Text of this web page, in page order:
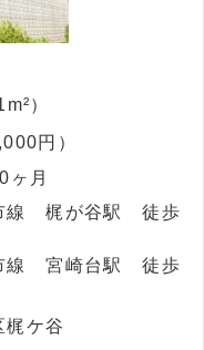
）
円）
ヶ月
線 梶が谷駅 徒歩
線 宮崎台駅 徒歩
梶ケ谷